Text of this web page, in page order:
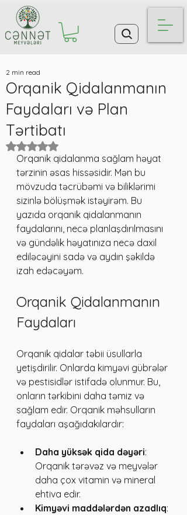
Orqanik Qidalanmanın
Faydaları və Plan
Tərtibatı
2 min read
Rated NaN out of 5 stars.
Orqanik qidalanma sağlam həyat
tərzinin əsas hissəsidir. Mən bu
mövzuda təcrübəmi və biliklərimi
sizinlə bölüşmək istəyirəm. Bu
yazıda orqanik qidalanmanın
faydalarını, necə planlaşdırılmasını
və gündəlik həyatınıza necə daxil
ediləcəyini sadə və aydın şəkildə
izah edəcəyəm.
Orqanik Qidalanmanın
Faydaları
Orqanik qidalar təbii üsullarla
yetişdirilir. Onlarda kimyəvi gübrələr
və pestisidlər istifadə olunmur. Bu,
onların tərkibini daha təmiz və
sağlam edir. Orqanik məhsulların
faydaları aşağıdakılardır:
Daha yüksək qida dəyəri:
Orqanik tərəvəz və meyvələr
daha çox vitamin və mineral
ehtiva edir.
Kimyəvi maddələrdən azadlıq: